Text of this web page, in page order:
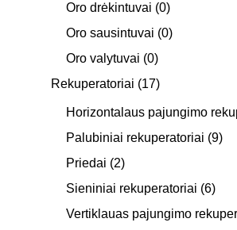
Oro drėkintuvai (0)
Oro sausintuvai (0)
Oro valytuvai (0)
Rekuperatoriai (17)
Horizontalaus pajungimo
Palubiniai rekuperatoriai (9)
Priedai (2)
Sieniniai rekuperatoriai (6)
Vertiklauas pajungimo